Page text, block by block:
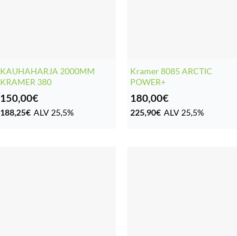
KAUHAHARJA 2000MM
KRAMER 380
150,00€
188,25€ ALV 25,5%
Kramer 8085 ARCTIC
POWER+
180,00€
225,90€ ALV 25,5%